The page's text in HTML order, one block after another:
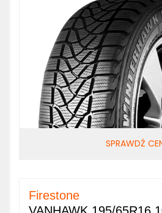
SPRAWDŹ
Firestone